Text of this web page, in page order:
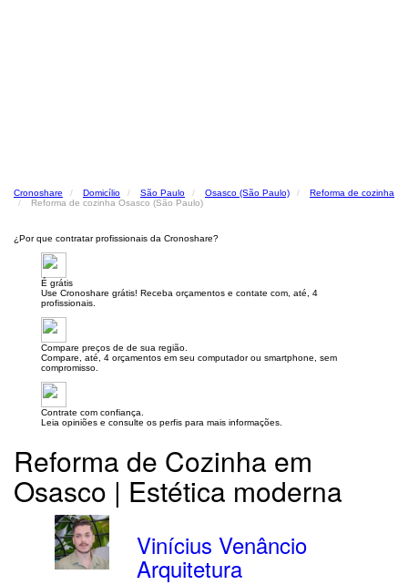
Cronoshare Domicílio São Paulo Osasco (São Paulo)
Reforma de cozinha
Reforma de cozinha Osasco (São Paulo)
¿Por que contratar profissionais da Cronoshare?
É grátis
Use Cronoshare grátis! Receba orçamentos e contate com, até, 4
profissionais.
Compare preços de de sua região.
Compare, até, 4 orçamentos em seu computador ou smartphone, sem
compromisso.
Contrate com confiança.
Leia opiniões e consulte os perfis para mais informações.
Reforma de Cozinha em
Osasco | Estética moderna
Vinícius Venâncio
Arquitetura